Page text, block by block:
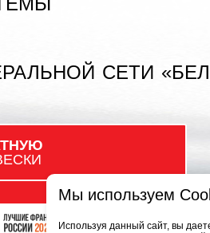
СЕТИ
Мы используем
Используя данный сайт, вы